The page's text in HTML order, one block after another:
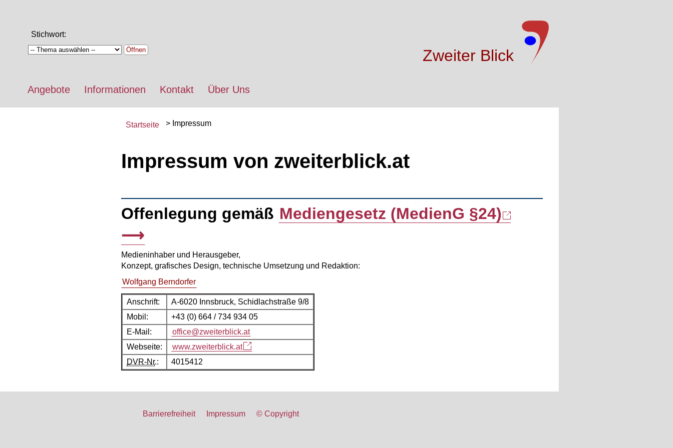
Zweiter Blick
Stichwort:
Öffnen
Angebote Informationen Kontakt Über Uns
Startseite Impressum
Impressum von zweiterblick.at
Offenlegung gemäß Mediengesetz (MedienG §24)
Medieninhaber und Herausgeber,
Konzept, grafisches Design, technische Umsetzung und Redaktion:
Wolfgang Berndorfer
Anschrift:
A-6020 Innsbruck, Schidlachstraße 9/8
Mobil:
+43 (0) 664 / 734 934 05
E-Mail:
office@zweiterblick.at
Webseite:
www.zweiterblick.at
DVR-Nr.: 4015412
Barrierefreiheit Impressum © Copyright